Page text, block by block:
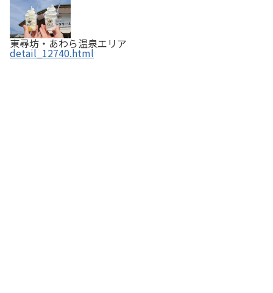
東尋坊・あわら温泉エリア
detail_12740.html